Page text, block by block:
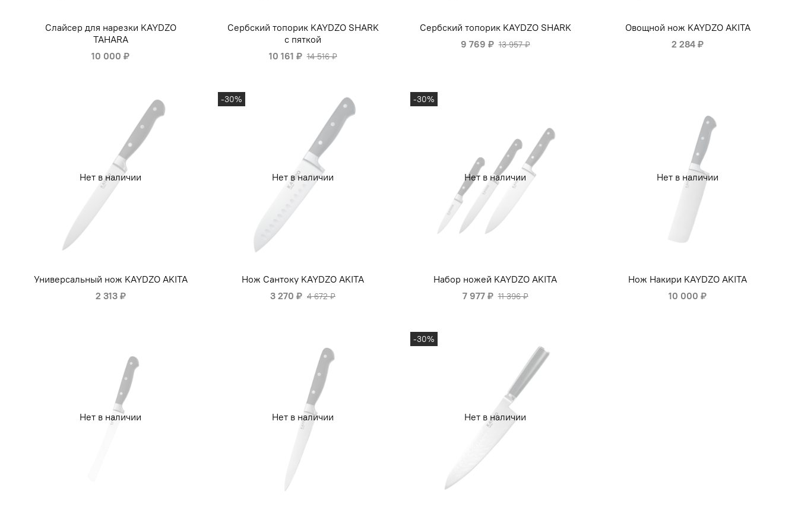
Слайсер для нарезки KAYDZO
TAHARA
10 000 ₽
Сербский топорик KAYDZO SHARK
с пяткой
10 161 ₽ 14 516 ₽
Сербский топорик KAYDZO SHARK
9 769 ₽ 13 957 ₽
Овощной нож KAYDZO AKITA
2 284 ₽
Нет в наличии
Универсальный нож KAYDZO AKITA
2 313 ₽
Нет в наличии
-30%
Нож Сантоку KAYDZO AKITA
3 270 ₽ 4 672 ₽
Нет в наличии
-30%
Набор ножей KAYDZO AKITA
7 977 ₽ 11 396 ₽
Нет в наличии
Нож Накири KAYDZO AKITA
10 000 ₽
Нет в наличии Нет в наличии Нет в наличии
-30%